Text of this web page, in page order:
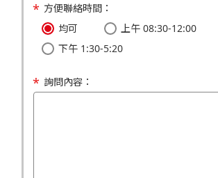
方便聯絡時間：
均可
上午 08:30-12:00
下午 1:30-5:20
詢問內容：